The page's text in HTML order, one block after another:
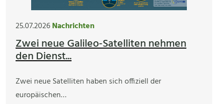
25.07.2026Nachrichten
Zwei neue Galileo-Satelliten nehmen
den Dienst...
Zwei neue Satelliten haben sich offiziell der
europäischen…